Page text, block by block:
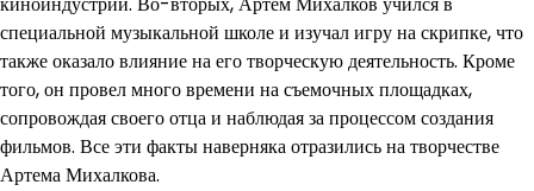
специальной музыкальной школе и изучал игру на скрипке, что
также оказало влияние на его творческую деятельность. Кроме
того, он провел много времени на съемочных площадках,
сопровождая своего отца и наблюдая за процессом создания
фильмов. Все эти факты наверняка отразились на творчестве
Артема Михалкова.